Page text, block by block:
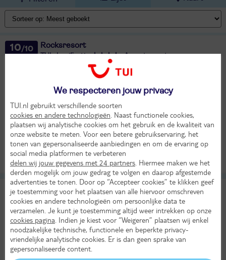
10 Rocksresort
TUI classificatie Appartementen
Flims - Laax - Falera Graubünden
KASSAKORTING
17°
in sep
Ma 21 sep 2026
Eigen vervoer
Logies
807,-
per app./bungalow
Bekijk
Alle verplichte kosten inbegrepen!
Peaks Place
TUI classificatie Appartementen
Zwitserland Flims - Laax - Falera Graubünden Laax
Ma 21 sep 2026
4 dagen (3 nachten)
Eigen vervoer
We respecteren jouw privacy
TUI.nl gebruikt verschillende soorten
cookies en andere technologieën . Naast functionele cookies,
plaatsen wij analytische cookies om het gebruik en de kwaliteit van
onze website te meten. Voor een betere gebruikservaring, het
tonen van gepersonaliseerde aanbiedingen en om de ervaring op
social media platformen te verbeteren
delen wij jouw gegevens met 24 partners . Hiermee maken we het
derden mogelijk om jouw gedrag te volgen en daarop afgestemde
advertenties te tonen. Door op “Accepteer cookies” te klikken geef
je toestemming voor het plaatsen van alle hiervoor omschreven
cookies en andere technologieën om persoonlijke data te
verzamelen. Je kunt je toestemming altijd weer intrekken op onze
cookies pagina . Indien je kiest voor “Weigeren” plaatsen wij enkel
noodzakelijke technische, functionele en beperkte privacy-
vriendelijke analytische cookies. Er is dan geen sprake van
gepersonaliseerde content.